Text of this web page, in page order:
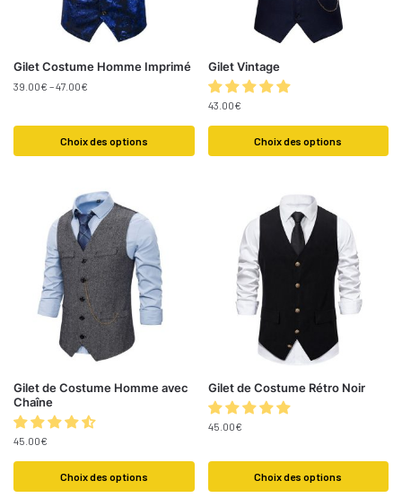
Gilet Costume Homme Imprimé
39.00€ –47.00€
Choix des options
Gilet Vintage
43.00€
Choix des options
Gilet de Costume Homme avec
Chaîne
45.00€
Choix des options
Gilet de Costume Rétro Noir
45.00€
Choix des options